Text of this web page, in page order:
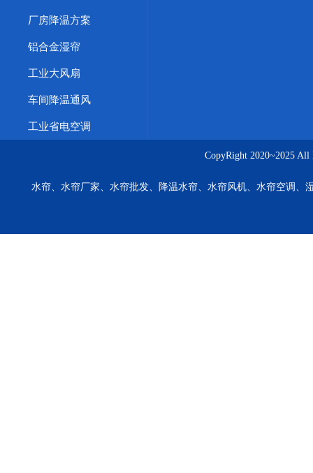
厂房降温方案
铝合金湿帘
工业大风扇
车间降温通风
工业省电空调
CopyRight 2020~2025
水帘、水帘厂家、水帘批发、降温水帘、水帘风机、水帘空调、